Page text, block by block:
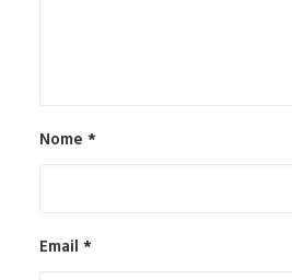
Nome *
Email *